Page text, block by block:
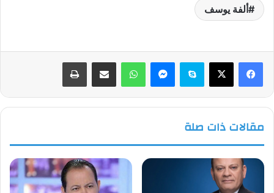
ألفة يوسف
فيسبوك سكايب واتساب
مقالات ذات صلة